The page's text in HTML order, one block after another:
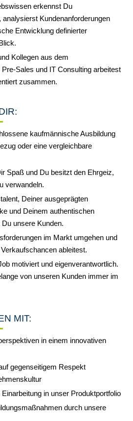
erkennst Du
Kundenanforderungen
Entwicklung definierter
Kollegen aus dem
Sales und IT Consulting arbeitest
zusammen.
kaufmännische Ausbildung
oder eine vergleichbare
Spaß und Du besitzt den Ehrgeiz,
verwandeln.
Deiner ausgeprägten
und Deinem authentischen
unsere Kunden.
im Markt umgehen und
ableitest.
motiviert und eigenverantwortlich.
von unseren Kunden immer im
MIT:
in einem innovativen
gegenseitigem Respekt
in unser Produktportfolio
durch unsere